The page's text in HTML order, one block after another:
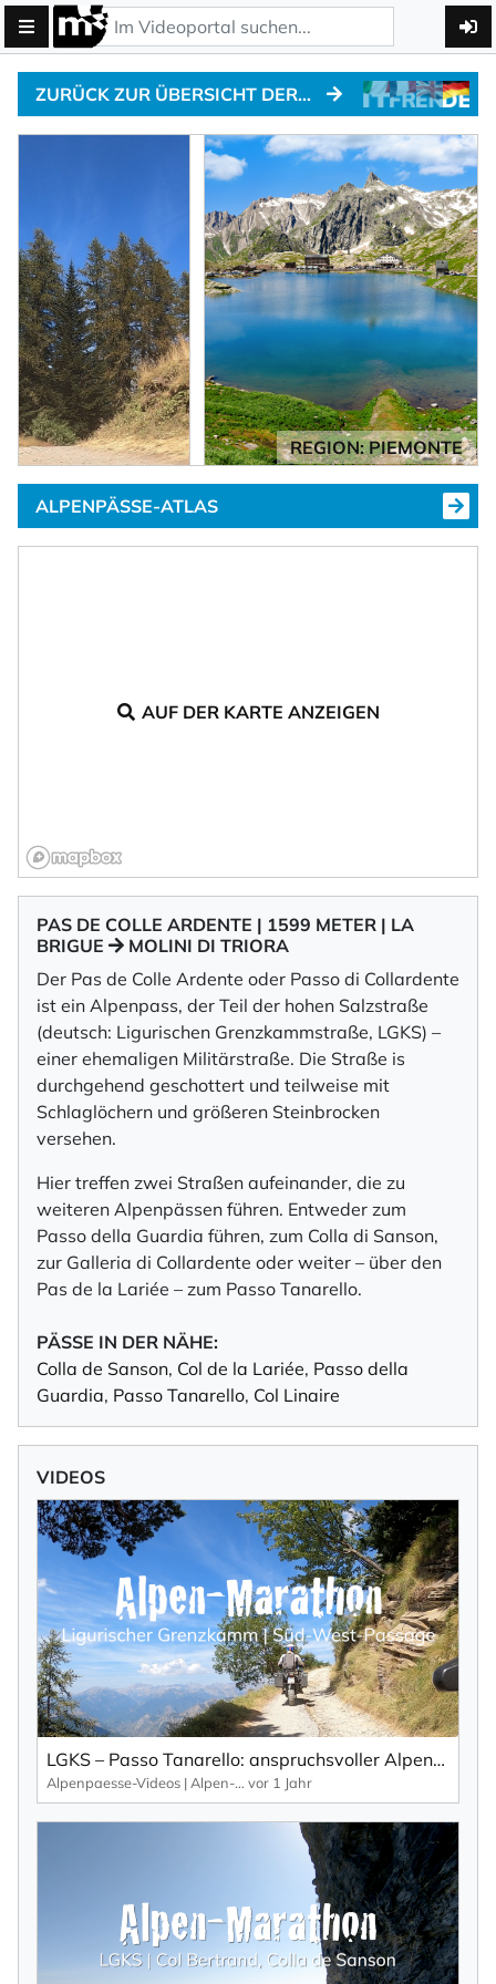
ZURÜCK ZUR ÜBERSICHT DER ALPENPÄSSE
REGION: PIEMONTE
ALPENPÄSSE-ATLAS
AUF DER KARTE ANZEIGEN
PAS DE COLLE ARDENTE | 1599 METER | LA
BRIGUE
MOLINI DI TRIORA
Der Pas de Colle Ardente oder Passo di Collardente
ist ein Alpenpass, der Teil der hohen Salzstraße
(deutsch: Ligurischen Grenzkammstraße, LGKS) –
einer ehemaligen Militärstraße. Die Straße is
durchgehend geschottert und teilweise mit
Schlaglöchern und größeren Steinbrocken
versehen.
Hier treffen zwei Straßen aufeinander, die zu
weiteren Alpenpässen führen. Entweder zum
Passo della Guardia führen, zum Colla di Sanson,
zur Galleria di Collardente oder weiter – über den
Pas de la Lariée – zum Passo Tanarello.
PÄSSE IN DER NÄHE:
Colla de Sanson, Col de la Lariée, Passo della
Guardia, Passo Tanarello, Col Linaire
VIDEOS
LGKS – Passo Tanarello: anspruchsvoller Alpenpass der Ligurischen Grenzkammstraße.
Alpenpaesse-Videos | Alpen-Marathon vor 1 Jahr